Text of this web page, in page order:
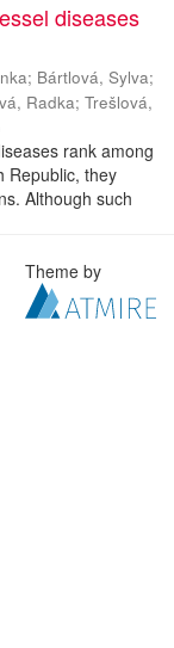
diseases
; Bártlová, Sylva;
Radka; Trešlová,
rank among
Republic, they
Although such
Theme by